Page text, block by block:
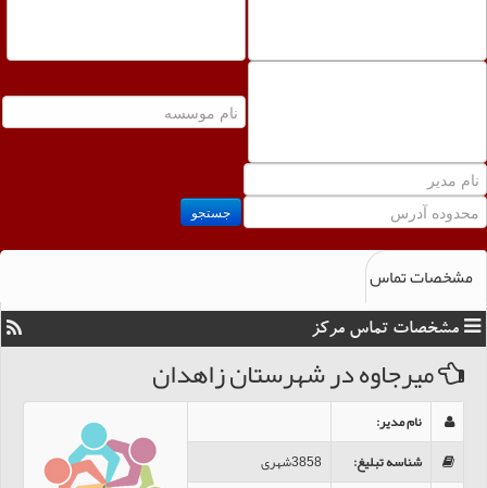
جستجو
مشخصات تماس
مشخصات تماس مرکز
ميرجاوه در شهرستان زاهدان
نام مدیر:
شناسه تبلیغ:
3858شهری